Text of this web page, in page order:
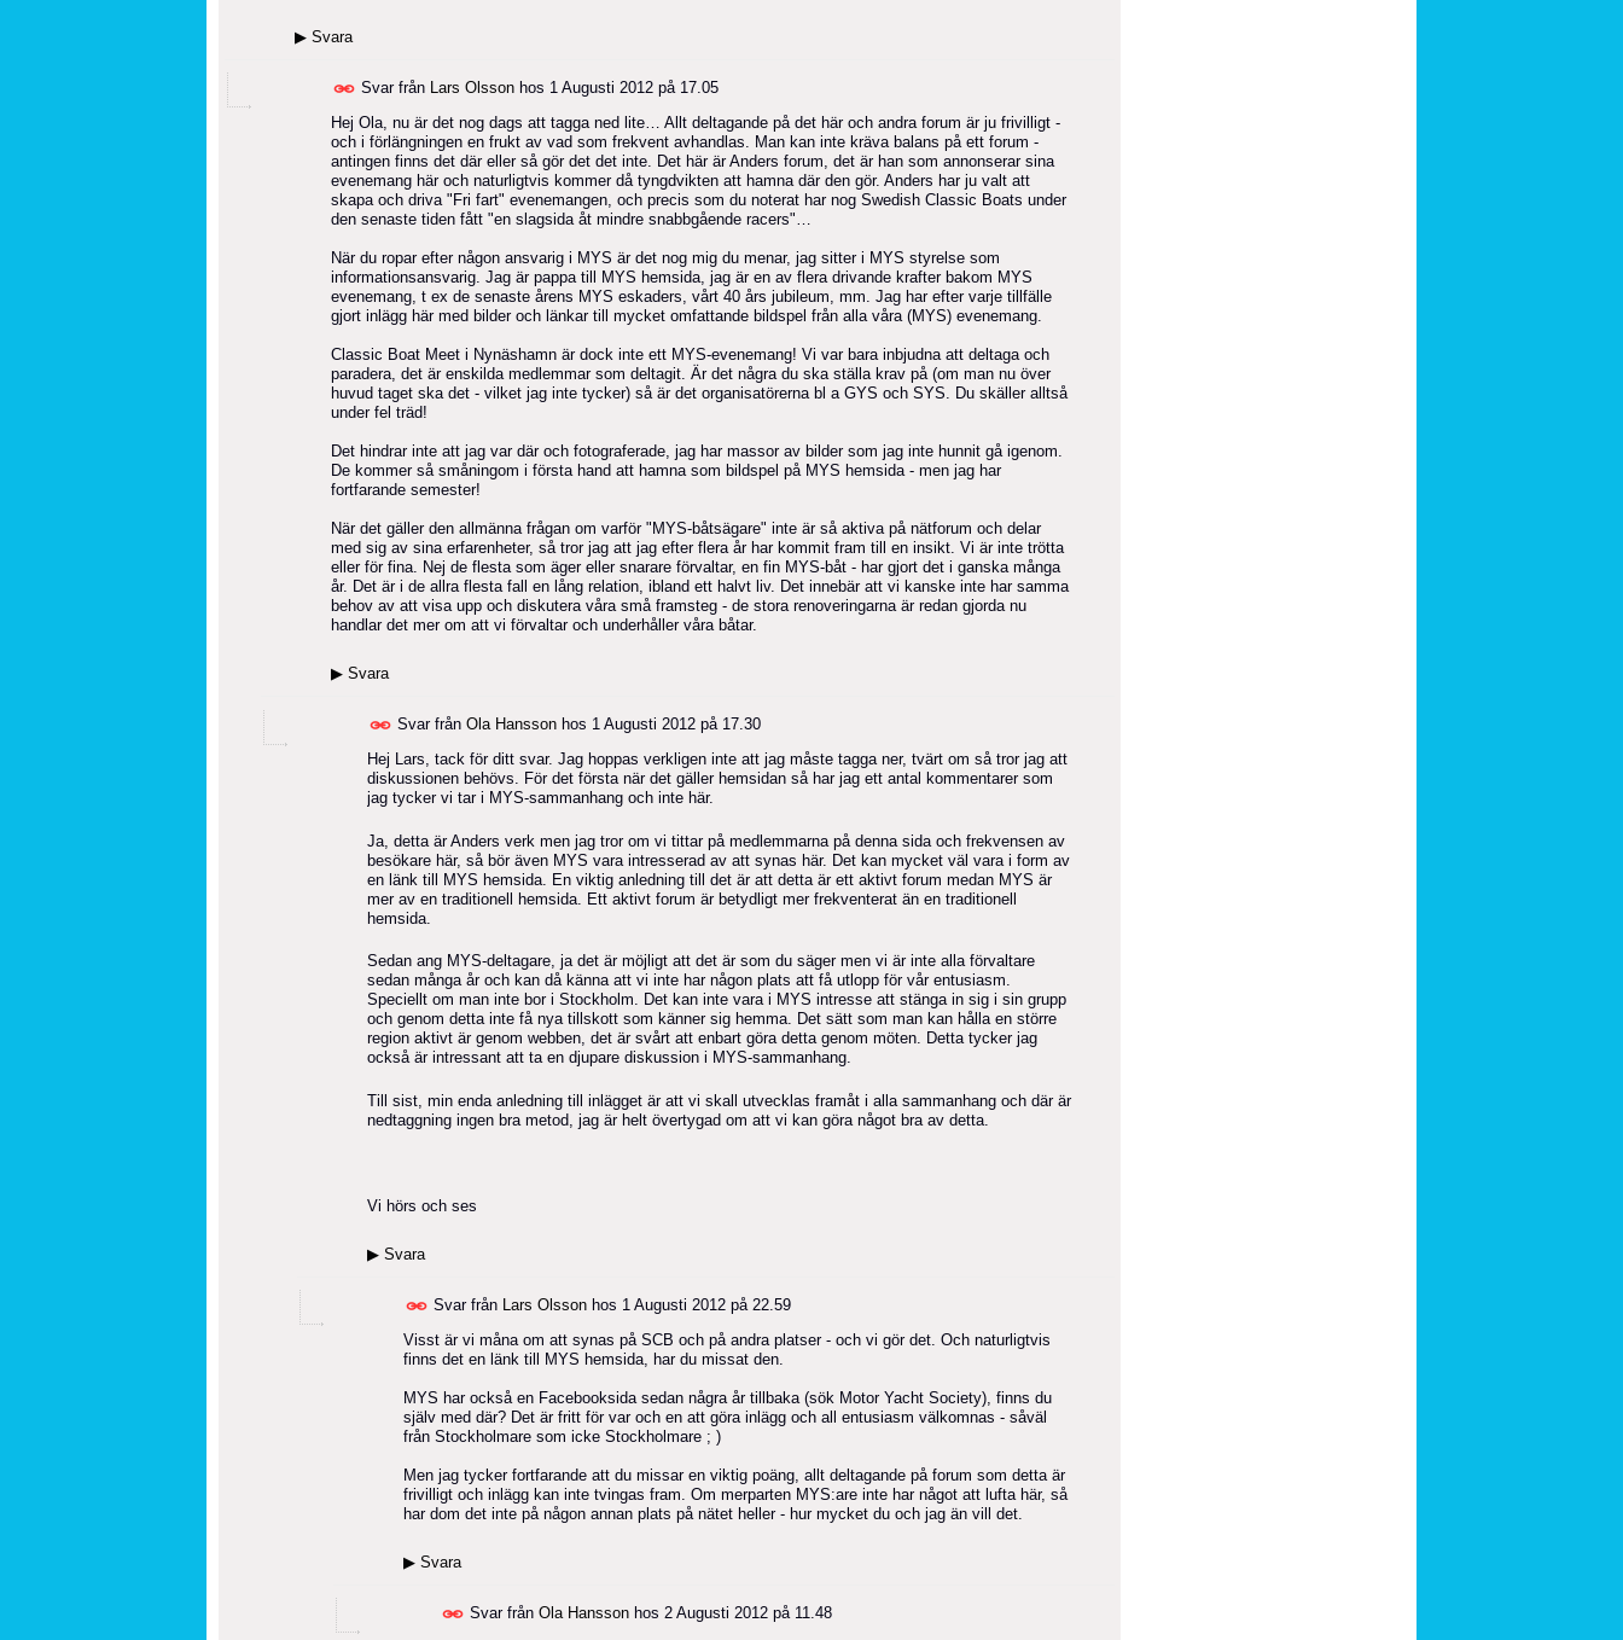
▶ Svara
Svar från Lars Olsson hos 1 Augusti 2012 på 17.05
Hej Ola, nu är det nog dags att tagga ned lite… Allt deltagande på det här och andra forum är ju frivilligt -
och i förlängningen en frukt av vad som frekvent avhandlas. Man kan inte kräva balans på ett forum -
antingen finns det där eller så gör det det inte. Det här är Anders forum, det är han som annonserar sina
evenemang här och naturligtvis kommer då tyngdvikten att hamna där den gör. Anders har ju valt att
skapa och driva "Fri fart" evenemangen, och precis som du noterat har nog Swedish Classic Boats under
den senaste tiden fått "en slagsida åt mindre snabbgående racers"…
När du ropar efter någon ansvarig i MYS är det nog mig du menar, jag sitter i MYS styrelse som
informationsansvarig. Jag är pappa till MYS hemsida, jag är en av flera drivande krafter bakom MYS
evenemang, t ex de senaste årens MYS eskaders, vårt 40 års jubileum, mm. Jag har efter varje tillfälle
gjort inlägg här med bilder och länkar till mycket omfattande bildspel från alla våra (MYS) evenemang.
Classic Boat Meet i Nynäshamn är dock inte ett MYS-evenemang! Vi var bara inbjudna att deltaga och
paradera, det är enskilda medlemmar som deltagit. Är det några du ska ställa krav på (om man nu över
huvud taget ska det - vilket jag inte tycker) så är det organisatörerna bl a GYS och SYS. Du skäller alltså
under fel träd!
Det hindrar inte att jag var där och fotograferade, jag har massor av bilder som jag inte hunnit gå igenom.
De kommer så småningom i första hand att hamna som bildspel på MYS hemsida - men jag har
fortfarande semester!
När det gäller den allmänna frågan om varför "MYS-båtsägare" inte är så aktiva på nätforum och delar
med sig av sina erfarenheter, så tror jag att jag efter flera år har kommit fram till en insikt. Vi är inte trötta
eller för fina. Nej de flesta som äger eller snarare förvaltar, en fin MYS-båt - har gjort det i ganska många
år. Det är i de allra flesta fall en lång relation, ibland ett halvt liv. Det innebär att vi kanske inte har samma
behov av att visa upp och diskutera våra små framsteg - de stora renoveringarna är redan gjorda nu
handlar det mer om att vi förvaltar och underhåller våra båtar.
▶ Svara
Svar från Ola Hansson hos 1 Augusti 2012 på 17.30
Hej Lars, tack för ditt svar. Jag hoppas verkligen inte att jag måste tagga ner, tvärt om så tror jag att
diskussionen behövs. För det första när det gäller hemsidan så har jag ett antal kommentarer som
jag tycker vi tar i MYS-sammanhang och inte här.
Ja, detta är Anders verk men jag tror om vi tittar på medlemmarna på denna sida och frekvensen av
besökare här, så bör även MYS vara intresserad av att synas här. Det kan mycket väl vara i form av
en länk till MYS hemsida. En viktig anledning till det är att detta är ett aktivt forum medan MYS är
mer av en traditionell hemsida. Ett aktivt forum är betydligt mer frekventerat än en traditionell
hemsida.
Sedan ang MYS-deltagare, ja det är möjligt att det är som du säger men vi är inte alla förvaltare
sedan många år och kan då känna att vi inte har någon plats att få utlopp för vår entusiasm.
Speciellt om man inte bor i Stockholm. Det kan inte vara i MYS intresse att stänga in sig i sin grupp
och genom detta inte få nya tillskott som känner sig hemma. Det sätt som man kan hålla en större
region aktivt är genom webben, det är svårt att enbart göra detta genom möten. Detta tycker jag
också är intressant att ta en djupare diskussion i MYS-sammanhang.
Till sist, min enda anledning till inlägget är att vi skall utvecklas framåt i alla sammanhang och där är
nedtaggning ingen bra metod, jag är helt övertygad om att vi kan göra något bra av detta.
Vi hörs och ses
▶ Svara
Svar från Lars Olsson hos 1 Augusti 2012 på 22.59
Visst är vi måna om att synas på SCB och på andra platser - och vi gör det. Och naturligtvis
finns det en länk till MYS hemsida, har du missat den.
MYS har också en Facebooksida sedan några år tillbaka (sök Motor Yacht Society), finns du
själv med där? Det är fritt för var och en att göra inlägg och all entusiasm välkomnas - såväl
från Stockholmare som icke Stockholmare ; )
Men jag tycker fortfarande att du missar en viktig poäng, allt deltagande på forum som detta är
frivilligt och inlägg kan inte tvingas fram. Om merparten MYS:are inte har något att lufta här, så
har dom det inte på någon annan plats på nätet heller - hur mycket du och jag än vill det.
▶ Svara
Svar från Ola Hansson hos 2 Augusti 2012 på 11.48